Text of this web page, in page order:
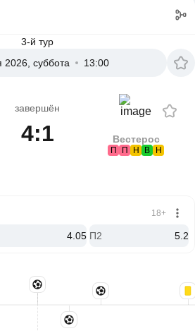
3-й тур
2026, суббота
13:00
завершён
4:1 Вестерос
П П Н В Н
4.05 П2 5.2
18+